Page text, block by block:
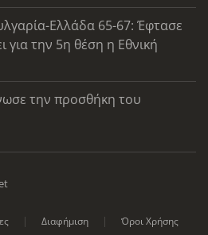
Ελλάδα 65-67: Έφτασε
για την 5η θέση η Εθνική
την προσθήκη του
Διαφήμιση
Όροι Χρήσης